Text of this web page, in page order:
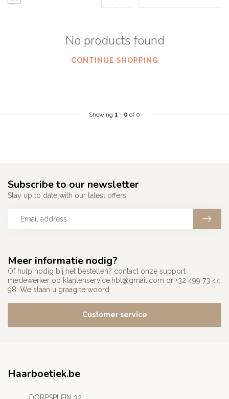
No products found
CONTINUE SHOPPING
Showing 1 - 0 of 0
Meer informatie nodig?
Of hulp nodig bij het bestellen? contact onze support
medewerker op klantenservice.hbt@gmail.com or +32 499 73 44
98. We staan u graag te woord
Customer service
Subscribe to our newsletter
Stay up to date with our latest offers
Haarboetiek.be
DORPSPLEIN 32